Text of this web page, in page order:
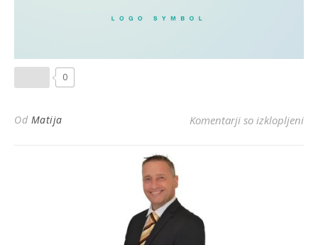
0
Od Matija Komentarji so izklopljeniza